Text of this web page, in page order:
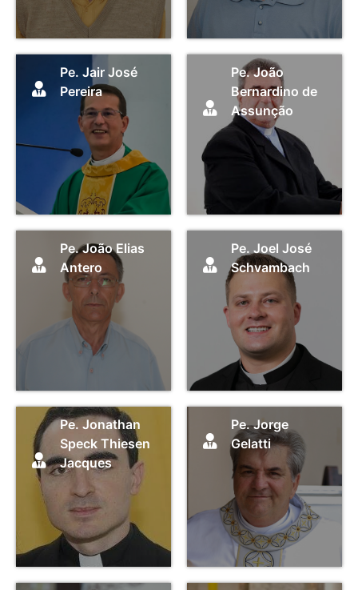
Pe. Jair José
Pereira
Pe. João
Bernardino de
Assunção
Pe. João Elias
Antero
Pe. Joel José
Schvambach
Pe. Jonathan
Speck Thiesen
Jacques
Pe. Jorge
Gelatti